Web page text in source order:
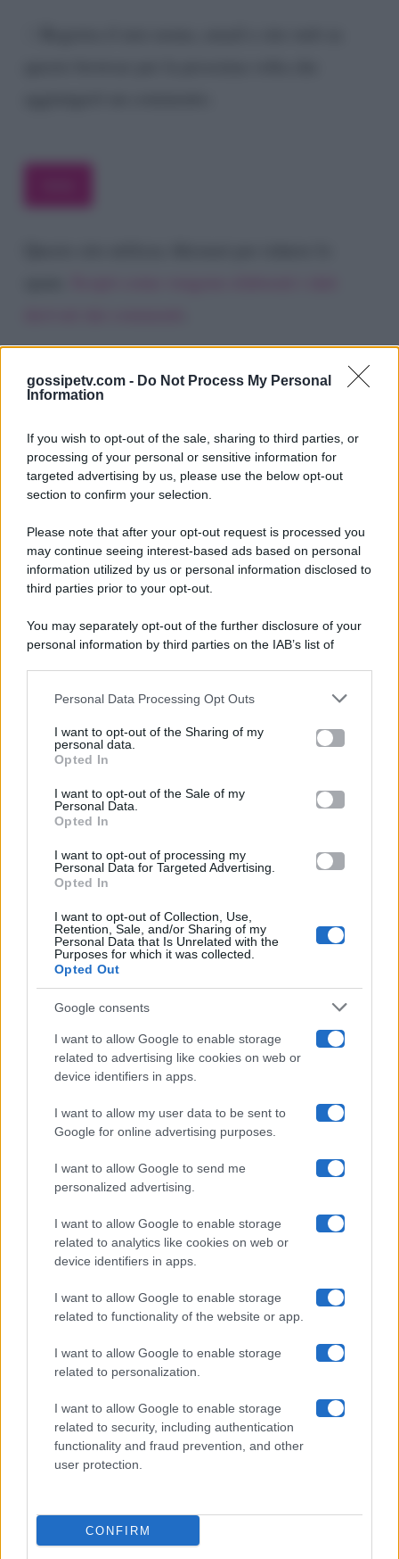
gossipetv.com - Do Not Process My Personal
Information
If you wish to opt-out of the sale, sharing to third parties, or
processing of your personal or sensitive information for
targeted advertising by us, please use the below opt-out
section to confirm your selection.
Please note that after your opt-out request is processed you
may continue seeing interest-based ads based on personal
information utilized by us or personal information disclosed to
third parties prior to your opt-out.
You may separately opt-out of the further disclosure of your
personal information by third parties on the IAB’s list of
This information may also be disclosed by us to third parties
disclose it to other third parties.
Please note that this website/app uses one or more Google
services and may gather and store information including but
not limited to your visit or usage behaviour. You may click to
grant or deny consent to Google and its third-party tags to
consent section.
Personal Data Processing Opt Outs
I want to opt-out of the Sharing of my
personal data.
Opted In
I want to opt-out of the Sale of my
Personal Data.
Opted In
I want to opt-out of processing my
Personal Data for Targeted Advertising.
Opted In
I want to opt-out of Collection, Use,
Retention, Sale, and/or Sharing of my
Personal Data that Is Unrelated with the
Purposes for which it was collected.
Opted Out
Google consents
I want to allow Google to enable storage
related to advertising like cookies on web or
device identifiers in apps.
I want to allow my user data to be sent to
Google for online advertising purposes.
I want to allow Google to send me
personalized advertising.
I want to allow Google to enable storage
related to analytics like cookies on web or
device identifiers in apps.
I want to allow Google to enable storage
related to functionality of the website or app.
I want to allow Google to enable storage
related to personalization.
I want to allow Google to enable storage
related to security, including authentication
functionality and fraud prevention, and other
user protection.
CONFIRM
Gossip e TV è un sito di MASTE S.r.l.
viale Luigi Majno n. 21 - 20129 Milano (MI)
P.Iva 10909580960
Categorie
Gossip
Televisione
Programmi TV
Amici
Ballando Con Le Stelle
Grande Fratello
Isola Dei Famosi
Uomini E Donne
Maste S.r.l.
Chi siamo
Collabora con noi
Contatti
Privacy Policy
Cookie Policy
Preferenze Privacy- Riproduzione riservata - Photo
Credits: Le immagini presenti in questo sito sono di